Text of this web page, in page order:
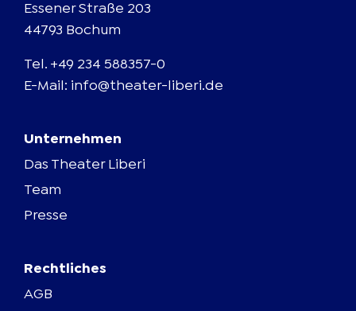
Essener Straße 203
44793 Bochum
Tel. +49 234 588357-0
E-Mail: info@theater-liberi.de
Unternehmen
Das Theater Liberi
Team
Presse
Rechtliches
AGB